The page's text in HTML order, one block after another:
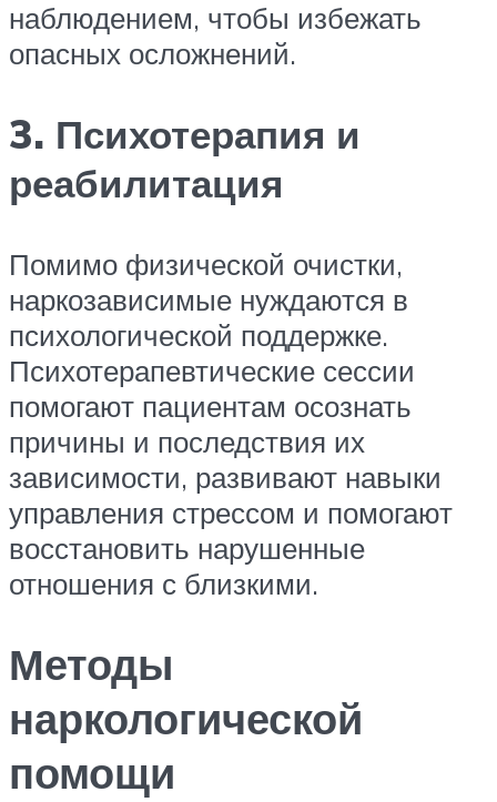
наблюдением, чтобы избежать
опасных осложнений.
3. Психотерапия и
реабилитация
Помимо физической очистки,
наркозависимые нуждаются в
психологической поддержке.
Психотерапевтические сессии
помогают пациентам осознать
причины и последствия их
зависимости, развивают навыки
управления стрессом и помогают
восстановить нарушенные
отношения с близкими.
Методы
наркологической
помощи